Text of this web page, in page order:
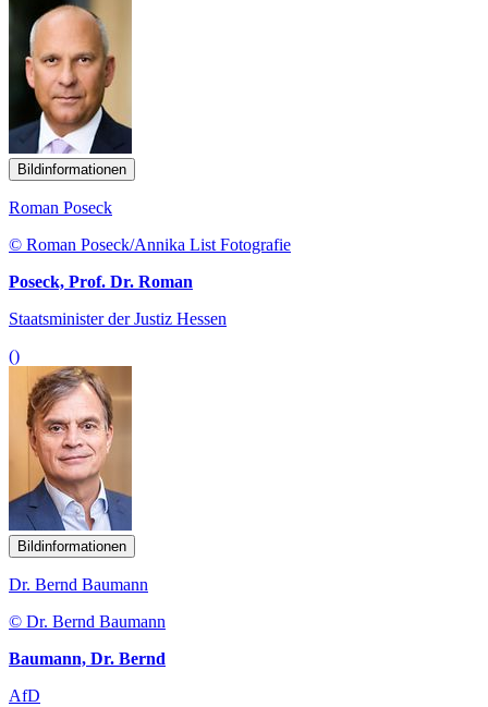
Bildinformationen
Roman Poseck
© Roman Poseck/Annika List Fotografie
Poseck, Prof. Dr. Roman
Staatsminister der Justiz Hessen
()
Bildinformationen
Dr. Bernd Baumann
© Dr. Bernd Baumann
Baumann, Dr. Bernd
AfD